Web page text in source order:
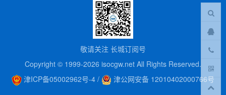
危害分析与关键控制点体系认可范围 英文 长城中心认证机构批准书
敬请关注 长城订阅号
Copyright © 1999-2026 isocgw.net All Rights Reserved.
津ICP备05002962号-4 / 津公网安备 12010402000766号